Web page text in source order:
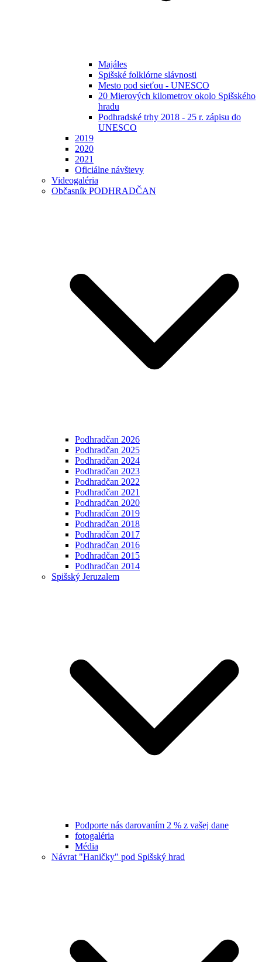
Majáles
Spišské folklórne slávnosti
Mesto pod sieťou - UNESCO
20 Mierových kilometrov okolo Spišského
hradu
Podhradské trhy 2018 - 25 r. zápisu do
UNESCO
2019
2020
2021
Oficiálne návštevy
Videogaléria
Občasník PODHRADČAN
Podhradčan 2026
Podhradčan 2025
Podhradčan 2024
Podhradčan 2023
Podhradčan 2022
Podhradčan 2021
Podhradčan 2020
Podhradčan 2019
Podhradčan 2018
Podhradčan 2017
Podhradčan 2016
Podhradčan 2015
Podhradčan 2014
Spišský Jeruzalem
Podporte nás darovaním 2 % z vašej dane
fotogaléria
Média
Návrat "Haničky" pod Spišský hrad